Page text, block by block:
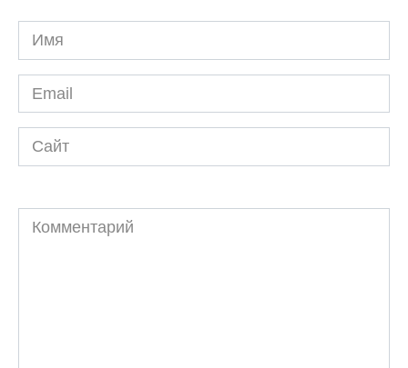
Имя
*
Email
*
Сайт
Комментарий